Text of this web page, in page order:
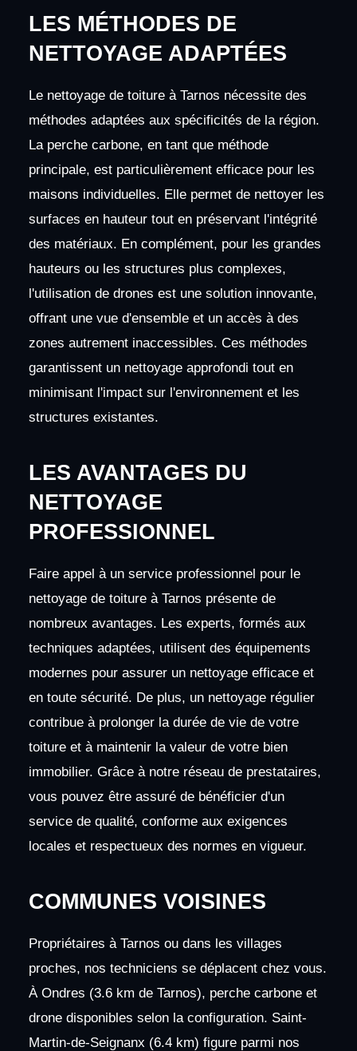
LES MÉTHODES DE
NETTOYAGE ADAPTÉES
Le nettoyage de toiture à Tarnos nécessite des
méthodes adaptées aux spécificités de la région.
La perche carbone, en tant que méthode
principale, est particulièrement efficace pour les
maisons individuelles. Elle permet de nettoyer les
surfaces en hauteur tout en préservant l'intégrité
des matériaux. En complément, pour les grandes
hauteurs ou les structures plus complexes,
l'utilisation de drones est une solution innovante,
offrant une vue d'ensemble et un accès à des
zones autrement inaccessibles. Ces méthodes
garantissent un nettoyage approfondi tout en
minimisant l'impact sur l'environnement et les
structures existantes.
LES AVANTAGES DU
NETTOYAGE
PROFESSIONNEL
Faire appel à un service professionnel pour le
nettoyage de toiture à Tarnos présente de
nombreux avantages. Les experts, formés aux
techniques adaptées, utilisent des équipements
modernes pour assurer un nettoyage efficace et
en toute sécurité. De plus, un nettoyage régulier
contribue à prolonger la durée de vie de votre
toiture et à maintenir la valeur de votre bien
immobilier. Grâce à notre réseau de prestataires,
vous pouvez être assuré de bénéficier d'un
service de qualité, conforme aux exigences
locales et respectueux des normes en vigueur.
COMMUNES VOISINES
Propriétaires à Tarnos ou dans les villages
proches, nos techniciens se déplacent chez vous.
À Ondres (3.6 km de Tarnos), perche carbone et
drone disponibles selon la configuration. Saint-
Martin-de-Seignanx (6.4 km) figure parmi nos